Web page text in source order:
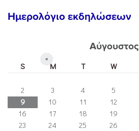
Ημερολόγιο εκδηλώσεων
Αύγουστος
«
S M T W
2
3 4 5
9
10 11 12
16
17 18 19
23
24 25 26